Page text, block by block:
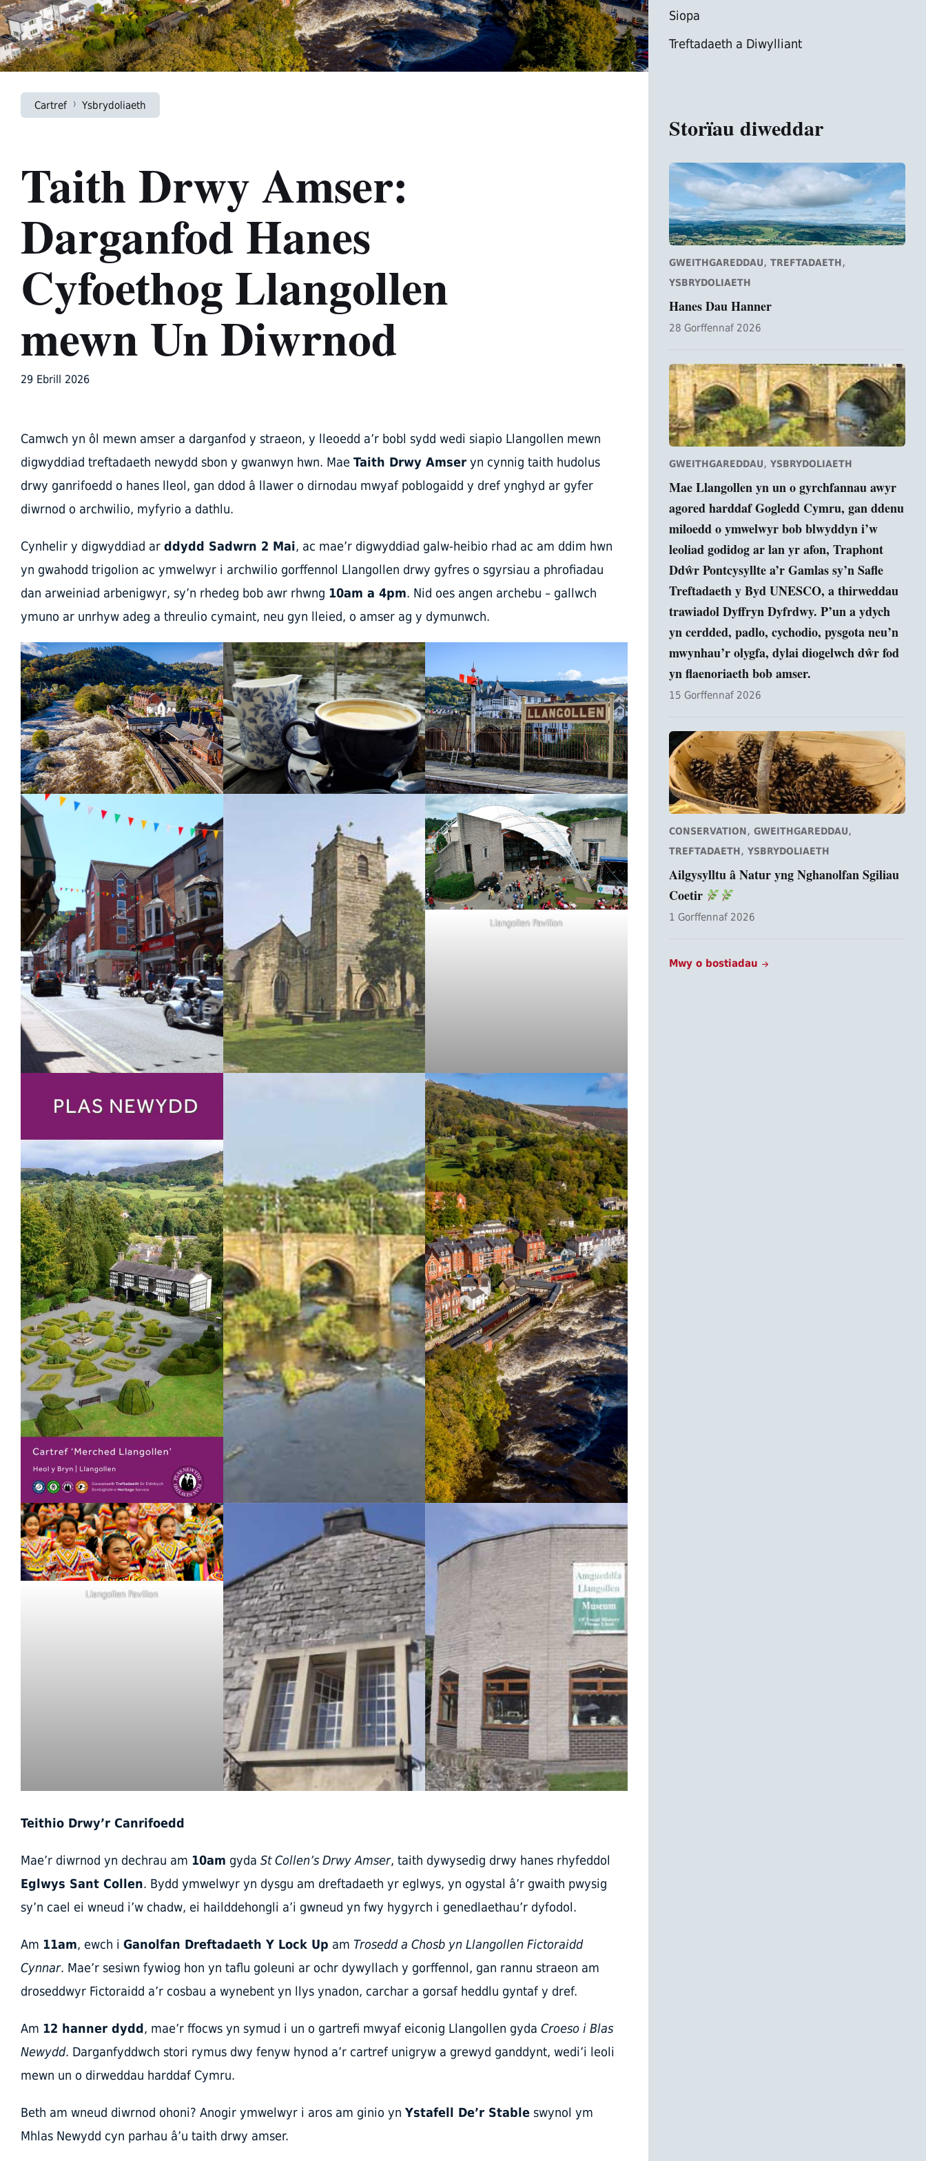
Cartref Ysbrydoliaeth
Taith Drwy Amser:
Darganfod Hanes
Cyfoethog Llangollen
mewn Un Diwrnod
29 Ebrill 2026
Camwch yn ôl mewn amser a darganfod y straeon, y lleoedd a’r bobl sydd wedi siapio Llangollen mewn
digwyddiad treftadaeth newydd sbon y gwanwyn hwn. Mae Taith Drwy Amser yn cynnig taith hudolus
drwy ganrifoedd o hanes lleol, gan ddod â llawer o dirnodau mwyaf poblogaidd y dref ynghyd ar gyfer
diwrnod o archwilio, myfyrio a dathlu.
Cynhelir y digwyddiad ar ddydd Sadwrn 2 Mai, ac mae’r digwyddiad galw-heibio rhad ac am ddim hwn
yn gwahodd trigolion ac ymwelwyr i archwilio gorffennol Llangollen drwy gyfres o sgyrsiau a phrofiadau
dan arweiniad arbenigwyr, sy’n rhedeg bob awr rhwng 10am a 4pm. Nid oes angen archebu – gallwch
ymuno ar unrhyw adeg a threulio cymaint, neu gyn lleied, o amser ag y dymunwch.
Llangollen Pavilion
Llangollen Pavilion
Teithio Drwy’r Canrifoedd
Mae’r diwrnod yn dechrau am 10am gyda St Collen’s Drwy Amser, taith dywysedig drwy hanes rhyfeddol
Eglwys Sant Collen. Bydd ymwelwyr yn dysgu am dreftadaeth yr eglwys, yn ogystal â’r gwaith pwysig
sy’n cael ei wneud i’w chadw, ei hailddehongli a’i gwneud yn fwy hygyrch i genedlaethau’r dyfodol.
Am 11am, ewch i Ganolfan Dreftadaeth Y Lock Up am Trosedd a Chosb yn Llangollen Fictoraidd
Cynnar. Mae’r sesiwn fywiog hon yn taflu goleuni ar ochr dywyllach y gorffennol, gan rannu straeon am
droseddwyr Fictoraidd a’r cosbau a wynebent yn llys ynadon, carchar a gorsaf heddlu gyntaf y dref.
Am 12 hanner dydd, mae’r ffocws yn symud i un o gartrefi mwyaf eiconig Llangollen gyda Croeso i Blas
Newydd. Darganfyddwch stori rymus dwy fenyw hynod a’r cartref unigryw a grewyd ganddynt, wedi’i leoli
mewn un o dirweddau harddaf Cymru.
Beth am wneud diwrnod ohoni? Anogir ymwelwyr i aros am ginio yn Ystafell De’r Stable swynol ym
Mhlas Newydd cyn parhau â’u taith drwy amser.
Siopa
Treftadaeth a Diwylliant
Storïau diweddar
GWEITHGAREDDAU, TREFTADAETH,
YSBRYDOLIAETH
Hanes Dau Hanner
28 Gorffennaf 2026
GWEITHGAREDDAU, YSBRYDOLIAETH
Mae Llangollen yn un o gyrchfannau awyr
agored harddaf Gogledd Cymru, gan ddenu
miloedd o ymwelwyr bob blwyddyn i’w
leoliad godidog ar lan yr afon, Traphont
Ddŵr Pontcysyllte a’r Gamlas sy’n Safle
Treftadaeth y Byd UNESCO, a thirweddau
trawiadol Dyffryn Dyfrdwy. P’un a ydych
yn cerdded, padlo, cychodio, pysgota neu’n
mwynhau’r olygfa, dylai diogelwch dŵr fod
yn flaenoriaeth bob amser.
15 Gorffennaf 2026
CONSERVATION, GWEITHGAREDDAU,
TREFTADAETH, YSBRYDOLIAETH
Ailgysylltu â Natur yng Nghanolfan Sgiliau
Coetir
1 Gorffennaf 2026
Mwy o bostiadau